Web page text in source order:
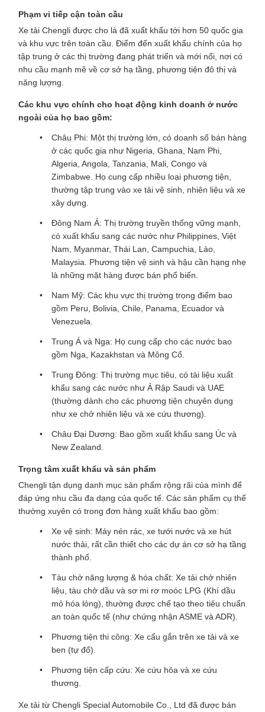
Phạm vi tiếp cận toàn cầu
Xe tải Chengli được cho là đã xuất khẩu tới hơn 50 quốc gia
và khu vực trên toàn cầu. Điểm đến xuất khẩu chính của họ
tập trung ở các thị trường đang phát triển và mới nổi, nơi có
nhu cầu mạnh mẽ về cơ sở hạ tầng, phương tiện đô thị và
năng lượng.
Các khu vực chính cho hoạt động kinh doanh ở nước
ngoài của họ bao gồm:
Châu Phi: Một thị trường lớn, có doanh số bán hàng
ở các quốc gia như Nigeria, Ghana, Nam Phi,
Algeria, Angola, Tanzania, Mali, Congo và
Zimbabwe. Họ cung cấp nhiều loại phương tiện,
thường tập trung vào xe tải vệ sinh, nhiên liệu và xe
xây dựng.
Đông Nam Á: Thị trường truyền thống vững mạnh,
có xuất khẩu sang các nước như Philippines, Việt
Nam, Myanmar, Thái Lan, Campuchia, Lào,
Malaysia. Phương tiện vệ sinh và hậu cần hạng nhẹ
là những mặt hàng được bán phổ biến.
Nam Mỹ: Các khu vực thị trường trọng điểm bao
gồm Peru, Bolivia, Chile, Panama, Ecuador và
Venezuela.
Trung Á và Nga: Họ cung cấp cho các nước bao
gồm Nga, Kazakhstan và Mông Cổ.
Trung Đông: Thị trường mục tiêu, có tài liệu xuất
khẩu sang các nước như Ả Rập Saudi và UAE
(thường dành cho các phương tiện chuyên dụng
như xe chở nhiên liệu và xe cứu thương).
Châu Đại Dương: Bao gồm xuất khẩu sang Úc và
New Zealand.
Trọng tâm xuất khẩu và sản phẩm
Chengli tận dụng danh mục sản phẩm rộng rãi của mình để
đáp ứng nhu cầu đa dạng của quốc tế. Các sản phẩm cụ thể
thường xuyên có trong đơn hàng xuất khẩu bao gồm:
Xe vệ sinh: Máy nén rác, xe tưới nước và xe hút
nước thải, rất cần thiết cho các dự án cơ sở hạ tầng
thành phố.
Tàu chở năng lượng & hóa chất: Xe tải chở nhiên
liệu, tàu chở dầu và sơ mi rơ moóc LPG (Khí dầu
mỏ hóa lỏng), thường được chế tạo theo tiêu chuẩn
an toàn quốc tế (như chứng nhận ASME và ADR).
Phương tiện thi công: Xe cẩu gắn trên xe tải và xe
ben (tự đổ).
Phương tiện cấp cứu: Xe cứu hỏa và xe cứu
thương.
Xe tải từ Chengli Special Automobile Co., Ltd đã được bán